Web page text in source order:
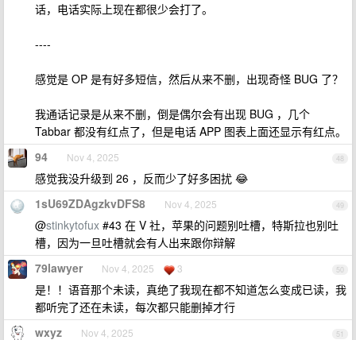
话，电话实际上现在都很少会打了。
----
感觉是 OP 是有好多短信，然后从来不删，出现奇怪 BUG 了？
我通话记录是从来不删，倒是偶尔会有出现 BUG ，几个
Tabbar 都没有红点了，但是电话 APP 图表上面还显示有红点。
48
94 Nov 4, 2025
感觉我没升级到 26 ，反而少了好多困扰 😂
49
1sU69ZDAgzkvDFS8 Nov 4, 2025
@stinkytofux #43 在 V 社，苹果的问题别吐槽，特斯拉也别吐
槽，因为一旦吐槽就会有人出来跟你辩解
50
79lawyer Nov 4, 2025 3
是！！语音那个未读，真绝了我现在都不知道怎么变成已读，我
都听完了还在未读，每次都只能删掉才行
51
wxyz Nov 4, 2025